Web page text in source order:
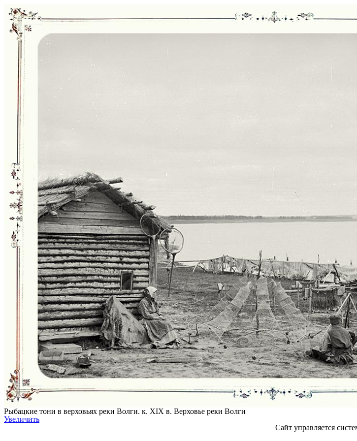
Рыбацкие тони в верховьях реки Волги. к. XIX в. Верховье реки Волги
Увеличить
Сайт управляется